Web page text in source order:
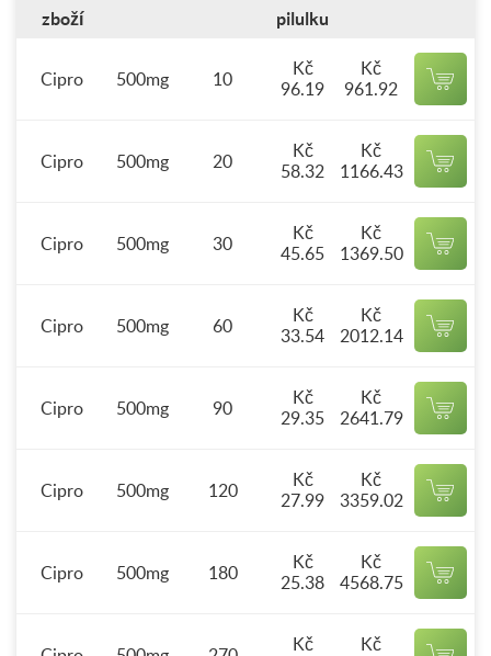
zboží
pilulku
Cipro 500mg 10
Kč
96.19
Kč
961.92
Cipro 500mg 20
Kč
58.32
Kč
1166.43
Cipro 500mg 30
Kč
45.65
Kč
1369.50
Cipro 500mg 60
Kč
33.54
Kč
2012.14
Cipro 500mg 90
Kč
29.35
Kč
2641.79
Cipro 500mg 120
Kč
27.99
Kč
3359.02
Cipro 500mg 180
Kč
25.38
Kč
4568.75
Kč
Kč